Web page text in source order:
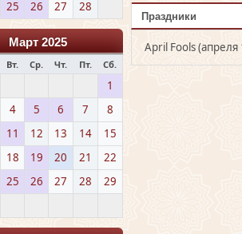
25 26 27 28
Март 2025
Вт. Ср. Чт. Пт. Сб.
1
4 5 6 7
8
11 12 13 14
15
18 19 20 21
22
25 26 27 28
29
Праздники
April Fools (апреля